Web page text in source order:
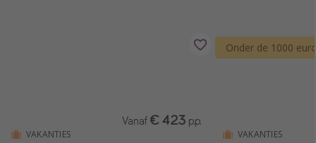
VAKANTIES
Vanaf € 423 p.p.
Onder de 1000
VAKANTIES